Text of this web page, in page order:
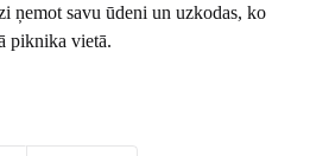
ņemot savu ūdeni un uzkodas, ko
piknika vietā.